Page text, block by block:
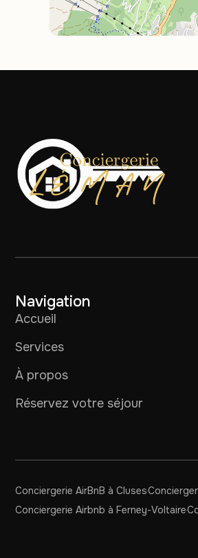
Navigation
Accueil
Services
À propos
Réservez votre séjour
Conciergerie AirBnB à Cluses
Conciergerie Airbnb à Ferney-Voltaire